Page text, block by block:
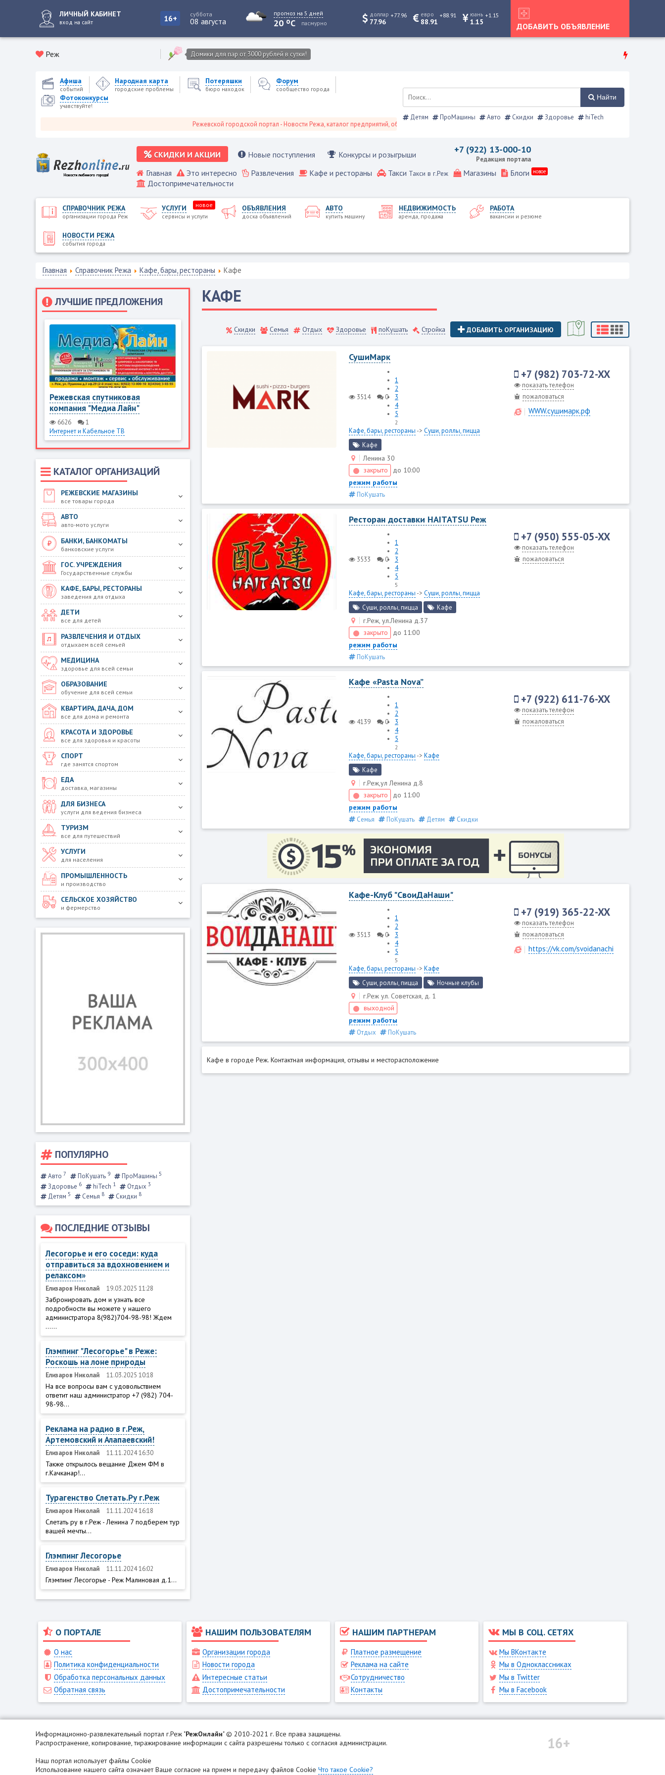
ЛИЧНЫЙ КАБИНЕТ
вход на сайт 16+ суббота
08 августа
прогноз на 5 дней
20 oC пасмурно
доллар
77.96
+77.96 евро
88.91
+88.91 юань
1.15
+1.15
ДОБАВИТЬ ОБЪЯВЛЕНИЕ
Реж Домики для пар от 3000 рублей в сутки!
Афиша
событий
Народная карта
городские проблемы
Потеряшки
бюро находок
Форум
сообщество города
Фотоконкурсы
учавствуйте!
Режевской городской портал - Новости Режа, каталог предприятий, объявления, Режевской справочник
Найти
Детям ПроМашины Авто Скидки Здоровье hiTech
СКИДКИ И АКЦИИ Новые поступления Конкурсы и розыгрыши +7 (922) 13-000-10
Редакция портала
Главная Это интересно Развлечения Кафе и рестораны Такси Такси в г.Реж Магазины Блоги новое
Достопримечательности
СПРАВОЧНИК РЕЖА
организации города Реж
УСЛУГИ
сервисы и услуги
новое ОБЪЯВЛЕНИЯ
доска объявлений
АВТО
купить машину
НЕДВИЖИМОСТЬ
аренда, продажа
РАБОТА
вакансии и резюме
НОВОСТИ РЕЖА
события города
Главная Справочник Режа Кафе, бары, рестораны Кафе
ЛУЧШИЕ ПРЕДЛОЖЕНИЯ
Режевская спутниковая
компания "Медиа Лайн"
6626
1
Интернет и Кабельное ТВ
КАТАЛОГ ОРГАНИЗАЦИЙ
РЕЖЕВСКИЕ МАГАЗИНЫ
все товары города
АВТО
авто-мото услуги
БАНКИ, БАНКОМАТЫ
банковские услуги
ГОС. УЧРЕЖДЕНИЯ
Государственные службы
КАФЕ, БАРЫ, РЕСТОРАНЫ
заведения для отдыха
ДЕТИ
все для детей
РАЗВЛЕЧЕНИЯ И ОТДЫХ
отдыхаем всей семьей
МЕДИЦИНА
здоровье для всей семьи
ОБРАЗОВАНИЕ
обучение для всей семьи
КВАРТИРА, ДАЧА, ДОМ
все для дома и ремонта
КРАСОТА И ЗДОРОВЬЕ
все для здоровья и красоты
СПОРТ
где занятся спортом
ЕДА
доставка, магазины
ДЛЯ БИЗНЕСА
услуги для ведения бизнеса
ТУРИЗМ
все для путешествий
УСЛУГИ
для населения
ПРОМЫШЛЕННОСТЬ
и производство
СЕЛЬСКОЕ ХОЗЯЙСТВО
и фермерство
ПОПУЛЯРНО
Авто 7 ПоКушать 9 ПроМашины 5
Здоровье 6 hiTech 1 Отдых 3
Детям 5 Семья 8 Скидки 8
ПОСЛЕДНИЕ ОТЗЫВЫ
Лесогорье и его соседи: куда
отправиться за вдохновением и
релаксом»
Елизаров Николай 19.03.2025 11:28
Забронировать дом и узнать все
подробности вы можете у нашего
администратора 8(982)704-98-98! Ждем
......
Глэмпинг "Лесогорье" в Реже:
Роскошь на лоне природы
Елизаров Николай 11.03.2025 10:18
На все вопросы вам с удовольствием
ответит наш администратор +7 (982) 704-
98-98...
Реклама на радио в г.Реж,
Артемовский и Алапаевский!
Елизаров Николай 11.11.2024 16:30
Также открылось вещание Джем ФМ в
г.Качканар!...
Турагенство Слетать.Ру г.Реж
Елизаров Николай 11.11.2024 16:18
Слетать ру в г.Реж - Ленина 7 подберем тур
вашей мечты...
Глэмпинг Лесогорье
Елизаров Николай 11.11.2024 16:02
Глэмпинг Лесогорье - Реж Малиновая д.1...
КАФЕ
Скидки Семья Отдых Здоровье поКушать Стройка ДОБАВИТЬ ОРГАНИЗАЦИЮ
СушиМарк
3514 0
1
2
3
4
5
2
Кафе, бары, рестораны -> Суши, роллы, пицца
Кафе
Ленина 30
закрыто
до 10:00
режим работы
ПоКушать
+7 (982) 703-72-XX
показать телефон
пожаловаться
WWW.сушимарк.рф
Ресторан доставки HAITATSU Реж
3533 0
1
2
3
4
5
5
Кафе, бары, рестораны -> Суши, роллы, пицца
Суши, роллы, пицца
Кафе
г.Реж, ул.Ленина д.37
закрыто
до 11:00
режим работы
ПоКушать
+7 (950) 555-05-XX
показать телефон
пожаловаться
Кафе «Pasta Nova”
4139 0
1
2
3
4
5
2
Кафе, бары, рестораны -> Кафе
Кафе
г.Реж,ул Ленина д.8
закрыто
до 11:00
режим работы
Семья ПоКушать Детям Скидки
+7 (922) 611-76-XX
показать телефон
пожаловаться
Кафе-Клуб "СвоиДаНаши"
3513 0
1
2
3
4
5
5
Кафе, бары, рестораны -> Кафе
Суши, роллы, пицца
Ночные клубы
г.Реж ул. Советская, д. 1
выходной
режим работы
Отдых ПоКушать
+7 (919) 365-22-XX
показать телефон
пожаловаться
https://vk.com/svoidanachi
Кафе в городе Реж. Контактная информация, отзывы и месторасположение
О ПОРТАЛЕ
О нас
Политика конфиденциальности
Обработка персональных данных
Обратная связь
НАШИМ ПОЛЬЗОВАТЕЛЯМ
Организации города
Новости города
Интересные статьи
Достопримечательности
НАШИМ ПАРТНЕРАМ
Платное размещение
Реклама на сайте
Сотрудничество
Контакты
МЫ В СОЦ. СЕТЯХ
Мы ВКонтакте
Мы в Одноклассниках
Мы в Twitter
Мы в Facebook
Информационно-развлекательный портал г.Реж "РежОнлайн" © 2010-2021 г. Все права защищены.
Распространение, копирование, тиражирование информации с сайта разрешены только с согласия администрации.
16+
Наш портал использует файлы Cookie
Использование нашего сайта означает Ваше согласие на прием и передачу файлов Cookie Что такое Cookie?